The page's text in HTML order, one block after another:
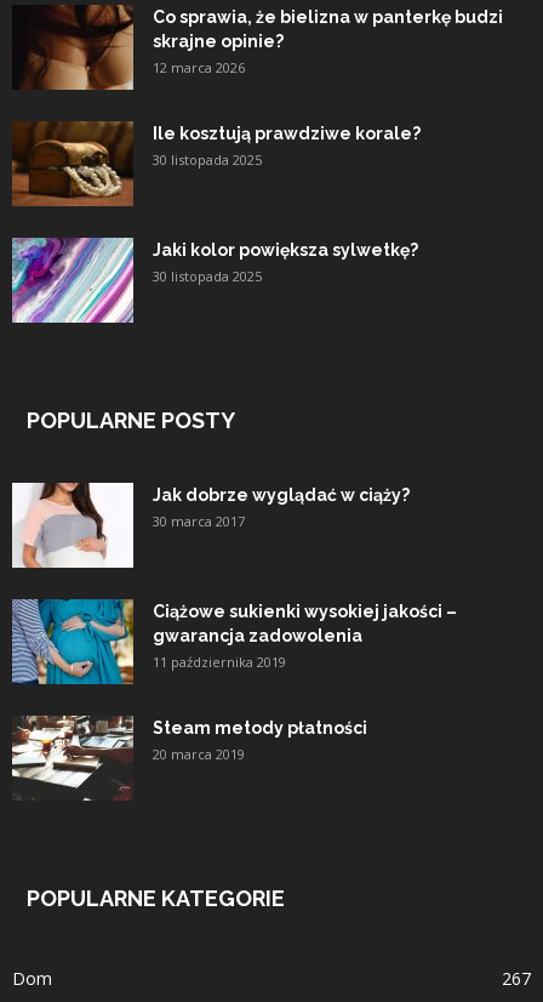
Co sprawia, że bielizna w panterkę budzi
skrajne opinie?
12 marca 2026
Ile kosztują prawdziwe korale?
30 listopada 2025
Jaki kolor powiększa sylwetkę?
30 listopada 2025
POPULARNE POSTY
Jak dobrze wyglądać w ciąży?
30 marca 2017
Ciążowe sukienki wysokiej jakości –
gwarancja zadowolenia
11 października 2019
Steam metody płatności
20 marca 2019
POPULARNE KATEGORIE
Dom
267